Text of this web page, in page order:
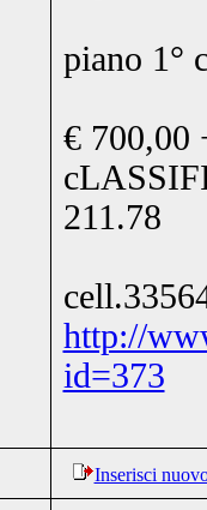
piano 1°
€ 700,00
211.78
http://
id=373
Inserisci